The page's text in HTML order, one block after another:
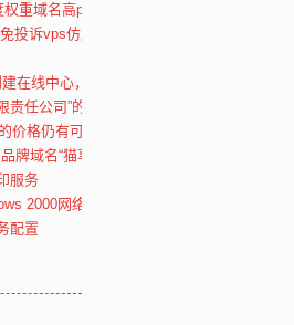
重域名高pr交易,老域名出售,已备案域名,
投诉vps仿牌vps推荐仿牌空间主机,国外欧
在线中心，个人或企业均可注册
任公司”的专属域名
价格仍有可能逐年上涨
牌域名“猫享”Maoxiang
服务
2000网络的连接
配置